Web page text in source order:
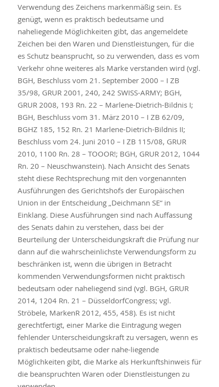
Verwendung des Zeichens markenmäßig sein. Es
genügt, wenn es praktisch bedeutsame und
naheliegende Möglichkeiten gibt, das angemeldete
Zeichen bei den Waren und Dienstleistungen, für die
es Schutz beansprucht, so zu verwenden, dass es vom
Verkehr ohne weiteres als Marke verstanden wird (vgl.
BGH, Beschluss vom 21. September 2000 – I ZB
35/98, GRUR 2001, 240, 242 SWISS-ARMY; BGH,
GRUR 2008, 193 Rn. 22 – Marlene-Dietrich-Bildnis I;
BGH, Beschluss vom 31. März 2010 – I ZB 62/09,
BGHZ 185, 152 Rn. 21 Marlene-Dietrich-Bildnis II;
Beschluss vom 24. Juni 2010 – I ZB 115/08, GRUR
2010, 1100 Rn. 28 – TOOOR!; BGH, GRUR 2012, 1044
Rn. 20 – Neuschwanstein). Nach Ansicht des Senats
steht diese Rechtsprechung mit den vorgenannten
Ausführungen des Gerichtshofs der Europäischen
Union in der Entscheidung „Deichmann SE“ in
Einklang. Diese Ausführungen sind nach Auffassung
des Senats dahin zu verstehen, dass bei der
Beurteilung der Unterscheidungskraft die Prüfung nur
dann auf die wahrscheinlichste Verwendungsform zu
beschränken ist, wenn die übrigen in Betracht
kommenden Verwendungsformen nicht praktisch
bedeutsam oder naheliegend sind (vgl. BGH, GRUR
2014, 1204 Rn. 21 – DüsseldorfCongress; vgl.
Ströbele, MarkenR 2012, 455, 458). Es ist nicht
gerechtfertigt, einer Marke die Eintragung wegen
fehlender Unterscheidungskraft zu versagen, wenn es
praktisch bedeutsame oder nahe-liegende
Möglichkeiten gibt, die Marke als Herkunftshinweis für
die beanspruchten Waren oder Dienstleistungen zu